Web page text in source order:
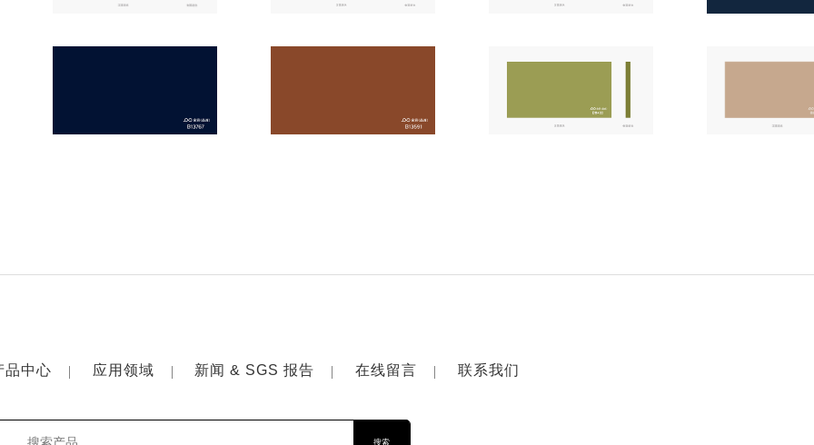
品中心 应用领域 新闻 & SGS 报告 在线留言 联系我们